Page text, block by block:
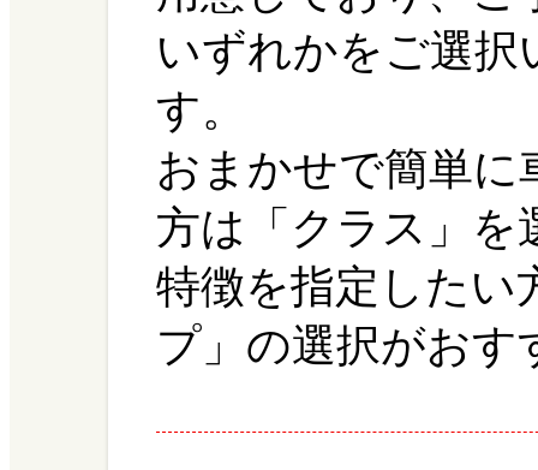
いずれかをご選択
す。
おまかせで簡単に
方は「クラス」を
特徴を指定したい
プ」の選択がおす